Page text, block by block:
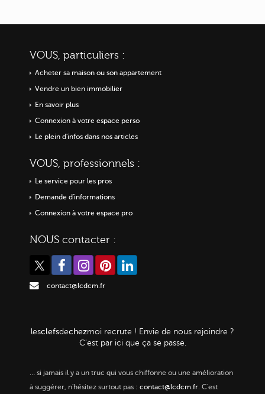
VOUS, particuliers :
Acheter sa maison ou son appartement
Vendre un bien immobilier
En savoir plus
Connexion à votre espace perso
Le plein d'infos dans nos articles
VOUS, professionnels :
Le service pour les pros
Demande d'informations
Connexion à votre espace pro
NOUS contacter :
contact@lcdcm.fr
lesclefsdechezmoi recrute ! Envie de nous rejoindre ?
C'est par ici que ça se passe.
… si jamais il y a un truc qui vous chiffonne ou une amélioration
à suggérer, n'hésitez surtout pas : contact@lcdcm.fr. C'est